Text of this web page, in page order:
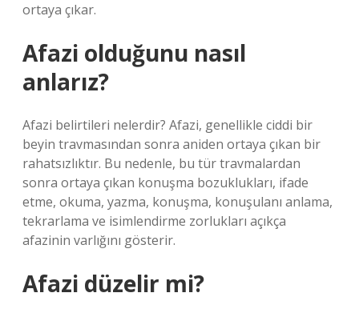
ortaya çıkar.
Afazi olduğunu nasıl
anlarız?
Afazi belirtileri nelerdir? Afazi, genellikle ciddi bir
beyin travmasından sonra aniden ortaya çıkan bir
rahatsızlıktır. Bu nedenle, bu tür travmalardan
sonra ortaya çıkan konuşma bozuklukları, ifade
etme, okuma, yazma, konuşma, konuşulanı anlama,
tekrarlama ve isimlendirme zorlukları açıkça
afazinin varlığını gösterir.
Afazi düzelir mi?